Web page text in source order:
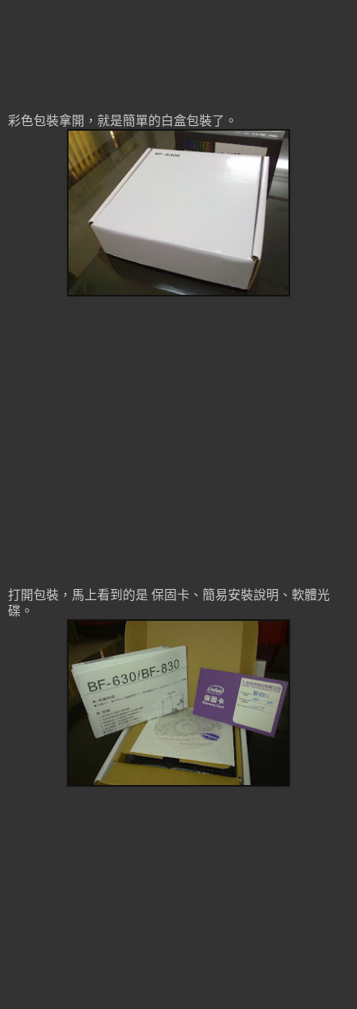
彩色包裝拿開，就是簡單的白盒包裝了。
打開包裝，馬上看到的是 保固卡、簡易安裝說明、軟體光
碟。